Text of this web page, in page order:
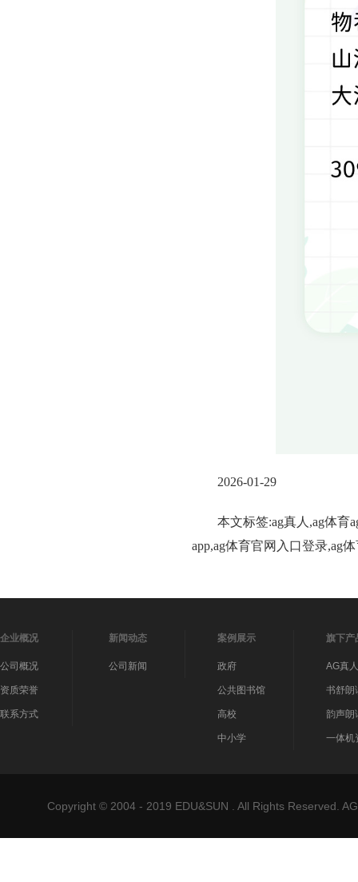
2026-01-29
本文标签:ag真人,ag体育
app,ag体育官网入口登录,ag
企业概况
公司概况
资质荣誉
联系方式
新闻动态
公司新闻
案例展示
政府
公共图书馆
高校
中小学
旗下产
AG真
书舒朗
韵声朗
一体机
Copyright © 2004 - 2019 EDU&SUN . All Rights Reserved.